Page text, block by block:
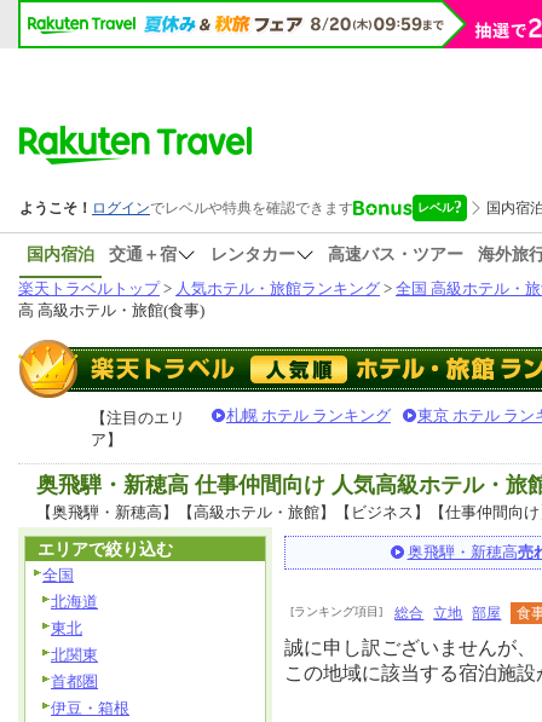
国内宿泊 交通＋宿 レンタカー 高速バス・ツアー
海外旅
楽天トラベルトップ> 人気ホテル・旅館ランキング > 全国 高級ホテル・
高 高級ホテル・旅館(食事)
【注目のエリ
ア】
札幌 ホテル ランキング 東京 ホテル ラン
奥飛騨・新穂高 仕事仲間向け 人気高級ホテル・旅
【奥飛騨・新穂高】【高級ホテル・旅館】【ビジネス】【仕事仲間向
奥飛騨・新穂高売
[ランキング項目] 総合 立地 部屋 食
誠に申し訳ございませんが、
この地域に該当する宿泊施
エリアで絞り込む
全国
北海道
東北
北関東
首都圏
伊豆・箱根